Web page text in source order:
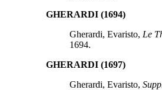
GHERARDI (1694)
Gherardi, Evaristo, Le
1694.
GHERARDI (1697)
Gherardi, Evaristo,